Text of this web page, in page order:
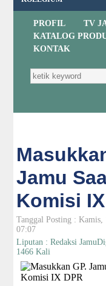
PROFIL TV
KATALOG
KONTAK
Jamu
Komisi
Tanggal Posting : Kamis,
07:07
Liputan : Redaksi
1466 Kali